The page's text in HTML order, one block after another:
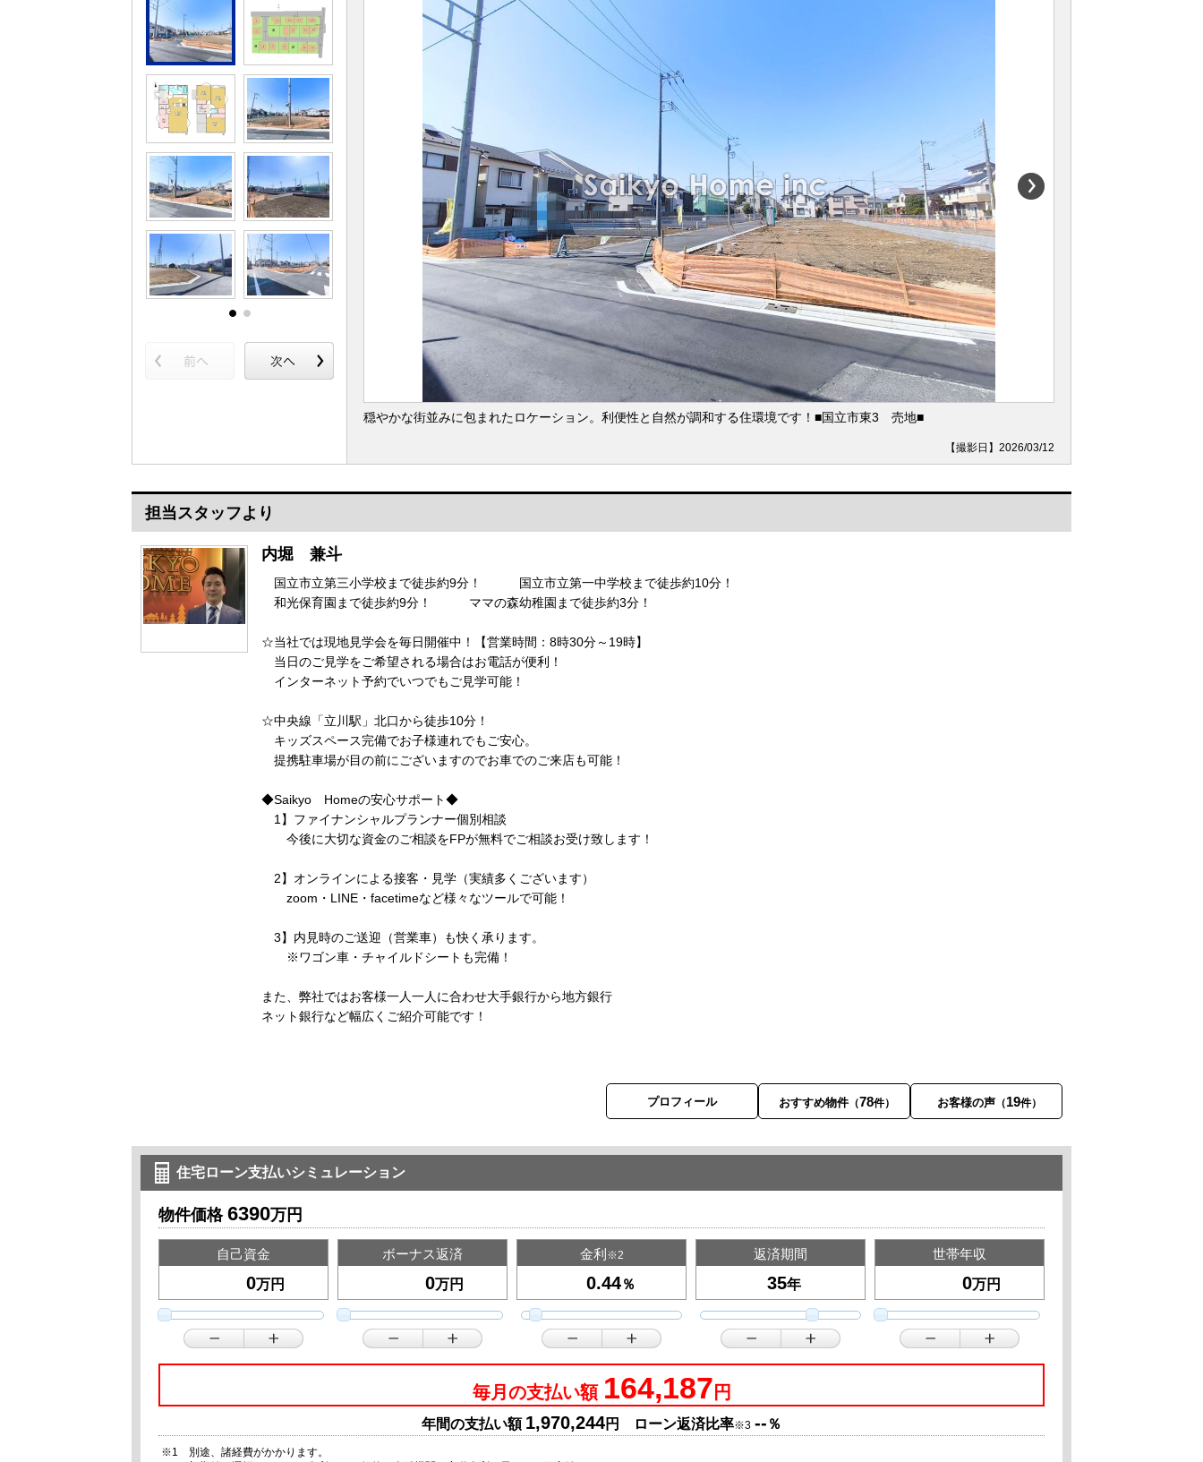
穏やかな街並みに包まれたロケーション。利便性と自然が調和する住環境です！■国立市東3 売地■
【撮影日】2026/03/12
担当スタッフより
内堀 兼斗
国立市立第三小学校まで徒歩約9分！ 国立市立第一中学校まで徒歩約10分！
和光保育園まで徒歩約9分！ ママの森幼稚園まで徒歩約3分！
☆当社では現地見学会を毎日開催中！【営業時間：8時30分～19時】
当日のご見学をご希望される場合はお電話が便利！
インターネット予約でいつでもご見学可能！
☆中央線「立川駅」北口から徒歩10分！
キッズスペース完備でお子様連れでもご安心。
提携駐車場が目の前にございますのでお車でのご来店も可能！
◆Saikyo Homeの安心サポート◆
1】ファイナンシャルプランナー個別相談
今後に大切な資金のご相談をFPが無料でご相談お受け致します！
2】オンラインによる接客・見学（実績多くございます）
zoom・LINE・facetimeなど様々なツールで可能！
3】内見時のご送迎（営業車）も快く承ります。
※ワゴン車・チャイルドシートも完備！
また、弊社ではお客様一人一人に合わせ大手銀行から地方銀行
ネット銀行など幅広くご紹介可能です！
プロフィール おすすめ物件 （78件） お客様の声（19件）
住宅ローン支払いシミュレーション
物件価格 6390万円
自己資金
万円
ボーナス返済
万円
金利 ※2
％
返済期間
年
世帯年収
万円
毎月の支払い額 164,187 円
年間の支払い額 1,970,244円 ローン返済比率※3 -- ％
※1 別途、諸経費がかかります。